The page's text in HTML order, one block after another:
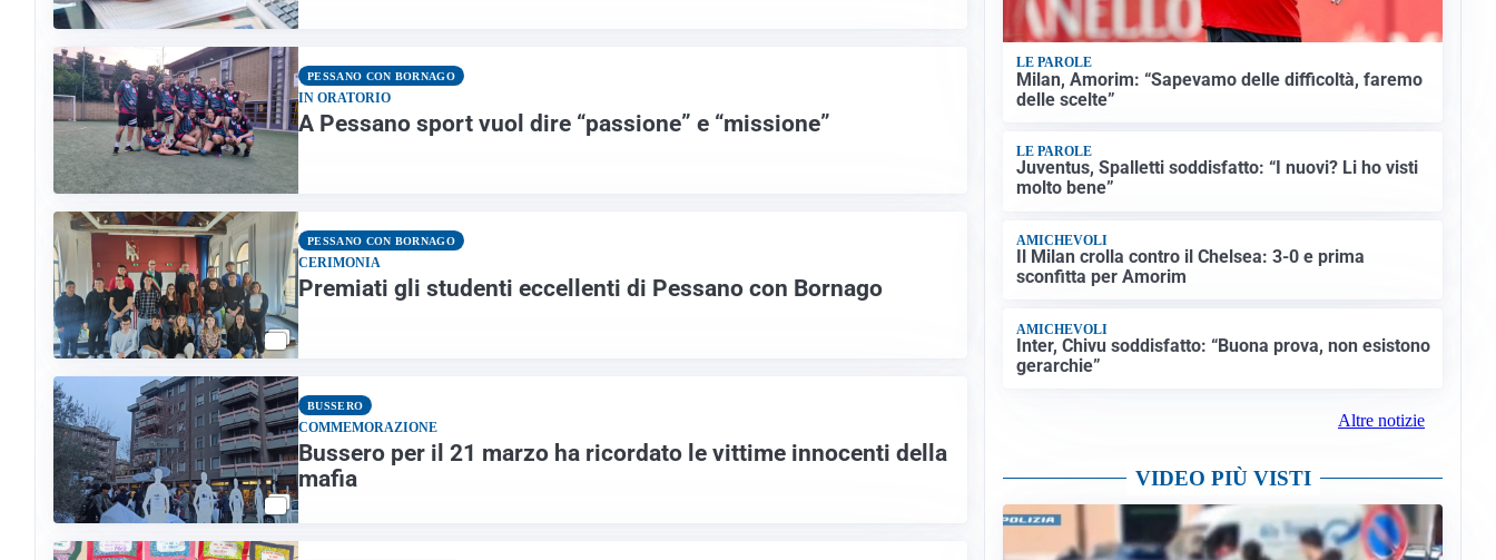
PESSANO CON BORNAGO
IN ORATORIO
A Pessano sport vuol dire “passione” e “missione”
PESSANO CON BORNAGO
CERIMONIA
Premiati gli studenti eccellenti di Pessano con Bornago
BUSSERO
COMMEMORAZIONE
Bussero per il 21 marzo ha ricordato le vittime innocenti della
mafia
LE PAROLE
Milan, Amorim: “Sapevamo delle difficoltà, faremo
delle scelte”
LE PAROLE
Juventus, Spalletti soddisfatto: “I nuovi? Li ho visti
molto bene”
AMICHEVOLI
Il Milan crolla contro il Chelsea: 3-0 e prima
sconfitta per Amorim
AMICHEVOLI
Inter, Chivu soddisfatto: “Buona prova, non esistono
gerarchie”
Altre notizie
VIDEO PIÙ VISTI